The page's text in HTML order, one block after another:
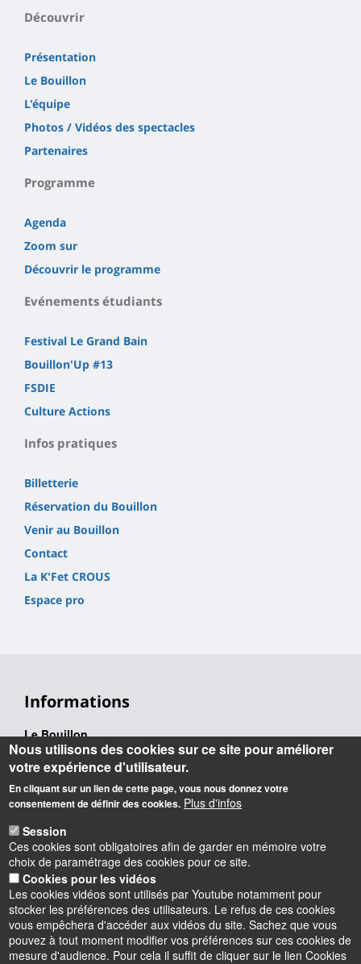
Découvrir
Présentation
Le Bouillon
L'équipe
Photos / Vidéos des spectacles
Partenaires
Programme
Agenda
Zoom sur
Découvrir le programme
Evénements étudiants
Festival Le Grand Bain
Bouillon'Up #13
FSDIE
Culture Actions
Infos pratiques
Billetterie
Réservation du Bouillon
Venir au Bouillon
Contact
La K'Fet CROUS
Espace pro
Informations
Le Bouillon
02 38 49 24 24
centre.culturel@univ-orleans.fr
Adresse administrative :
Rue de Tours
45067 Orléans Cedex 2
Adresse physique :
Campus d’Orléans - Orléans la Source
Parking : accès par la rue Léonard de Vinci puis rue de Saint
Amand
Station Tramway et Bus : Université - Parc Floral
Nous utilisons des cookies sur ce site pour améliorer
votre expérience d'utilisateur.
En cliquant sur un lien de cette page, vous nous donnez votre
consentement de définir des cookies. Plus d'infos
Session
Ces cookies sont obligatoires afin de garder en mémoire votre
choix de paramétrage des cookies pour ce site.
Cookies pour les vidéos
Les cookies vidéos sont utilisés par Youtube notamment pour
stocker les préférences des utilisateurs. Le refus de ces cookies
vous empêchera d'accéder aux vidéos du site. Sachez que vous
pouvez à tout moment modifier vos préférences sur ces cookies de
mesure d'audience. Pour cela il suffit de cliquer sur le lien Cookies